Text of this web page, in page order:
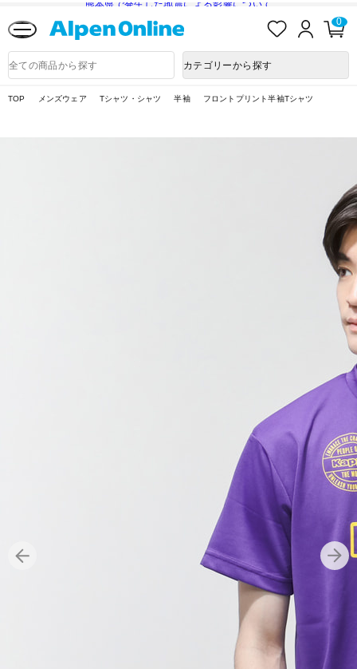
熊本県で発生した地震による影響について
入
ロ
ン
0
品
検
カテゴリーから探す
TOP メンズウェア Tシャツ・シャツ 半袖 フロントプリント半袖Tシャツ